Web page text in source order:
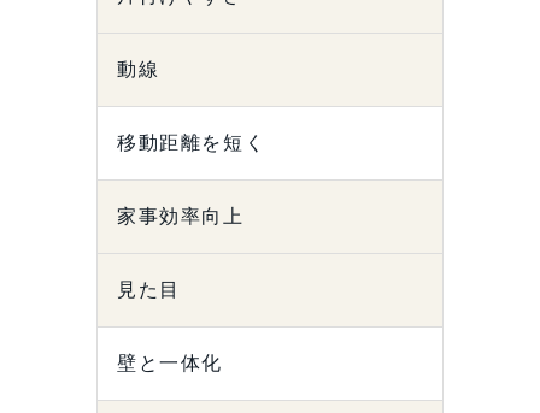
動線
移動距離を短く
家事効率向上
見た目
壁と一体化